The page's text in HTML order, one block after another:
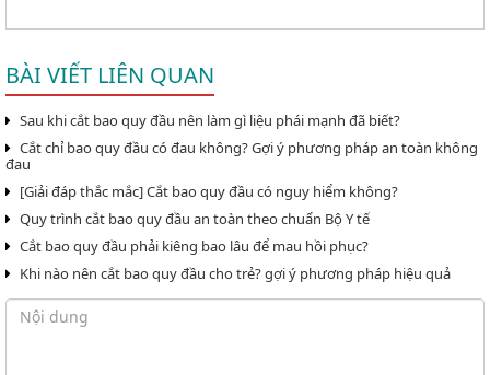
BÀI VIẾT LIÊN QUAN
Sau khi cắt bao quy đầu nên làm gì liệu phái mạnh đã biết?
Cắt chỉ bao quy đầu có đau không? Gợi ý phương pháp an toàn không
đau
[Giải đáp thắc mắc] Cắt bao quy đầu có nguy hiểm không?
Quy trình cắt bao quy đầu an toàn theo chuẩn Bộ Y tế
Cắt bao quy đầu phải kiêng bao lâu để mau hồi phục?
Khi nào nên cắt bao quy đầu cho trẻ? gợi ý phương pháp hiệu quả